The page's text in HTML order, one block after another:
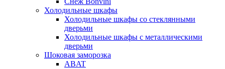
Холодильные шкафы
Холодильные шкафы cо стеклянными
дверьми
Холодильные шкафы с металлическими
дверьми
Шоковая заморозка
ABAT